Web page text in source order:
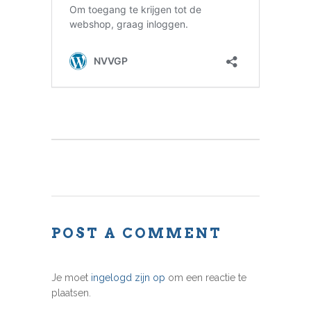
POST A COMMENT
Je moet ingelogd zijn op om een reactie te
plaatsen.